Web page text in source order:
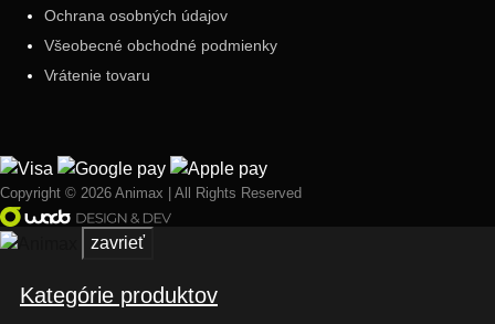
Ochrana osobných údajov
Všeobecné obchodné podmienky
Vrátenie tovaru
Copyright © 2026 Animax | All Rights Reserved
zavrieť
Kategórie produktov